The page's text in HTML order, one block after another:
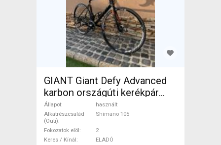
GIANT Giant Defy Advanced
karbon országúti kerékpár
Országúti Shimano 105
tárcsafék használt ELADÓ
Állapot
használt
Alkatrészcsalád
(Outi)
Shimano 105
Fokozatok elöl
2
Keres / Kínál
ELADÓ